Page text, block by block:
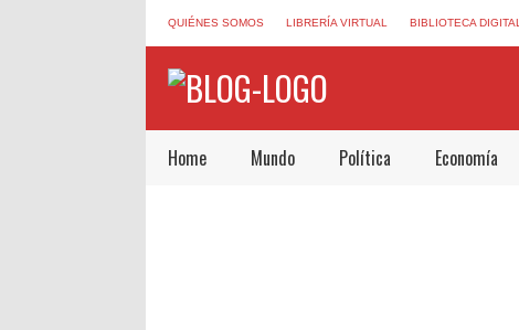
QUIÉNES SOMOS LIBRERÍA VIRTUAL BIBLIOTECA DIGITAL
Home Mundo Política Economía